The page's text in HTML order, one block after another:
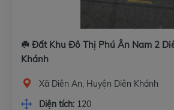
☘️ Đất Khu Đô Thị Phú Ân Nam 2
Khánh
Xã Diên An, Huyện Diên Khánh
Diện tích: 120